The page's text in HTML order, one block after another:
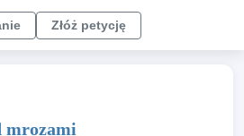
Złóż petycję
mrozami